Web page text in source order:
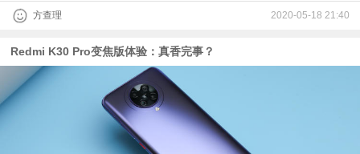
方查理 2020-05-18 21:40
Redmi K30 Pro变焦版体验：真香完事？